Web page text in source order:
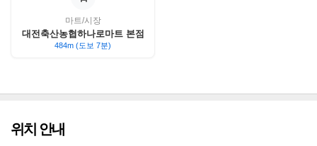
마트/시장
대전축산농협하나로마트 본점
484m (도보 7분)
위치 안내